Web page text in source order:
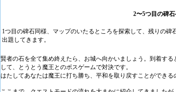
2〜5つ目の碑石
1つ目の碑石同様、マップのいたるところを探索して、残りの
出題してきます。
賢者の石を全て集め終えたら、お城へ向かいましょう。到着す
して、とうとう魔王とのボスゲームで対決です。
はたしてあなたは魔王に打ち勝ち、平和を取り戻すことができる